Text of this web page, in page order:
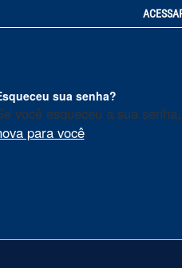
sua senha?
você esqueceu a sua senha,
para você.